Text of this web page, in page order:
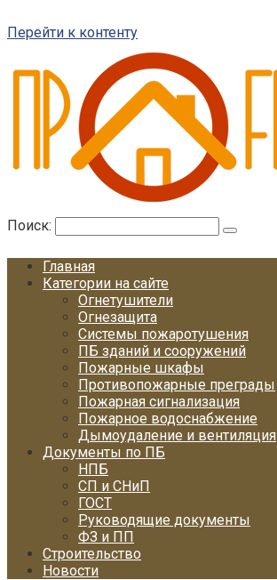
Перейти к контенту
Поиск:
Главная
Категории на сайте
Огнетушители
Огнезащита
Системы пожаротушения
ПБ зданий и сооружений
Пожарные шкафы
Противопожарные преграды
Пожарная сигнализация
Пожарное водоснабжение
Дымоудаление и вентиляция
Документы по ПБ
НПБ
СП и СНиП
ГОСТ
Руководящие документы
ФЗ и ПП
Строительство
Новости